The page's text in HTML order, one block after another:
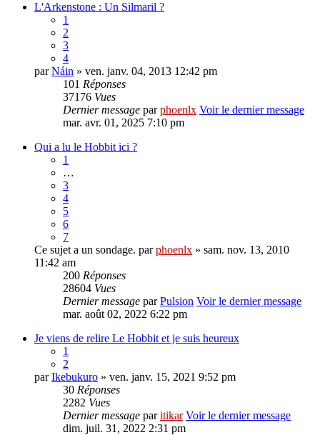
L'Arkenstone : Un Silmaril ?
1
2
3
4
parNáin » ven. janv. 04, 2013 12:42 pm
101 Réponses
37176 Vues
Dernier message parphoenlx Voir le dernier message
mar. avr. 01, 2025 7:10 pm
Qui a lu le Hobbit ici ?
1
…
3
4
5
6
7
Ce sujet a un sondage. parphoenlx » sam. nov. 13, 2010
11:42 am
200 Réponses
28604 Vues
Dernier message parPulsion Voir le dernier message
mar. août 02, 2022 6:22 pm
Je viens de relire Le Hobbit et je suis heureux
1
2
parIkebukuro » ven. janv. 15, 2021 9:52 pm
30 Réponses
2282 Vues
Dernier message paritikar Voir le dernier message
dim. juil. 31, 2022 2:31 pm